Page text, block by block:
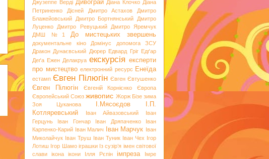
Джузеппе Верді Дивограй Діана Клочко Діана
Петриненко
Дісней Дмитро Астахов
Дмитро
Блажейовський
Дмитро Бортнянський
Дмитро
Луценко
Дмитро Ревуцький
Дмитро Яремчук
ДМШ №1
До мистецьких звершень
документальне кіно Домінус
допомога ЗСУ
Дракон Дунаєвський Дюрер Едвард Гріг Едґар
Деґа Ежен Делакруа екскурсія експерти
про мистецтво електронний ресурс Енеїда
естамп Євген Пілюгін Євген Євтушенко
Євген Пілюгін Євгеній Корнієнко
Європа
Європейський Союз живопис Жорж Бізе зима
Зоя Цуканова
І.Мясоєдов
І.П.
Котляревський
Іван Айвазовський
Іван
Герцунь
Іван Гончар Іван Дряпаченко
Іван
Карпенко-Карий Іван Малич Іван Марчук Іван
Миколайчук Іван Труш Іван Туник Іван Чех Ігор
Лотиш Ігор Шамо іграшки Із сузір’я імен світової
слави
ікона ікони Ілля Рєпін імпреза
Імре